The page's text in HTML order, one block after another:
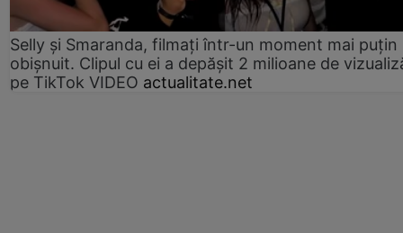
Selly și Smaranda, filmați într-un moment mai puțin
obișnuit. Clipul cu ei a depășit 2 milioane de
pe TikTok VIDEO actualitate.net